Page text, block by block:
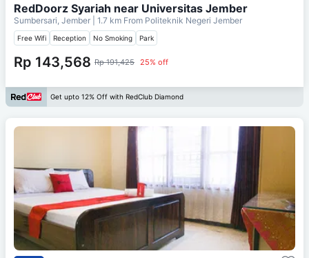
RedDoorz Syariah near Universitas Jember
Sumbersari, Jember | 1.7 km From Politeknik Negeri Jember
Free Wifi Reception No Smoking Park
Rp 143,568 Rp 191,425 25% off
Get upto 12% Off with RedClub Diamond